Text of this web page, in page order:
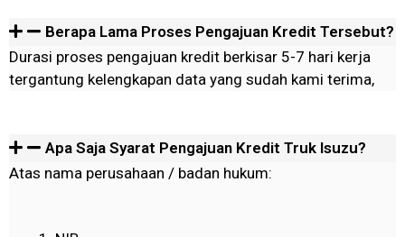
Berapa Lama Proses Pengajuan Kredit Tersebut?
Durasi proses pengajuan kredit berkisar 5-7 hari kerja
tergantung kelengkapan data yang sudah kami terima,
Apa Saja Syarat Pengajuan Kredit Truk Isuzu?
Atas nama perusahaan / badan hukum: